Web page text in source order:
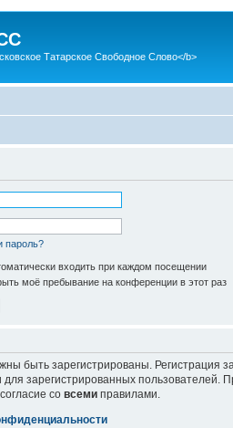
Татарское Свободное Слово</b>
пароль?
входить при каждом посещении
моё пребывание на конференции в этот раз
быть зарегистрированы. Регистрация
зарегистрированных
со всеми правилами.